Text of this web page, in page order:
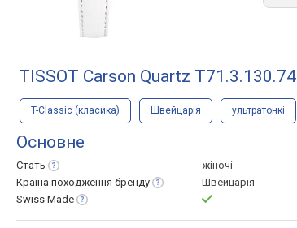
TISSOT Carson Quartz T71.3.130.74
T-Classic (класика) Швейцарія ультратонкі
Основне
Стать
жіночі
Країна походження бренду
Швейцарія
Swiss Made